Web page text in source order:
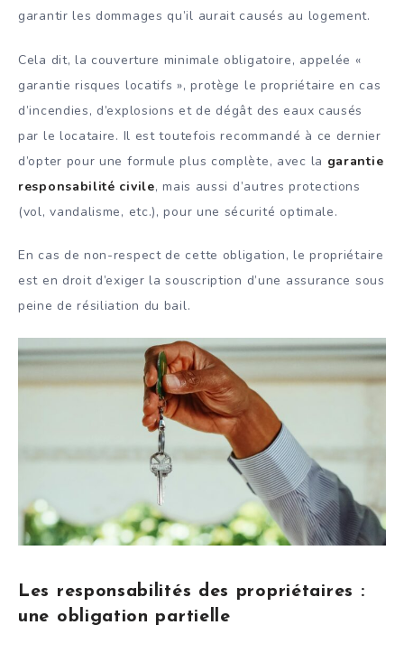
garantir les dommages qu’il aurait causés au logement.
Cela dit, la couverture minimale obligatoire, appelée «
garantie risques locatifs », protège le propriétaire en cas
d’incendies, d’explosions et de dégât des eaux causés
par le locataire. Il est toutefois recommandé à ce dernier
d’opter pour une formule plus complète, avec la garantie
responsabilité civile, mais aussi d’autres protections
(vol, vandalisme, etc.), pour une sécurité optimale.
En cas de non-respect de cette obligation, le propriétaire
est en droit d’exiger la souscription d’une assurance sous
peine de résiliation du bail.
Les responsabilités des propriétaires :
une obligation partielle